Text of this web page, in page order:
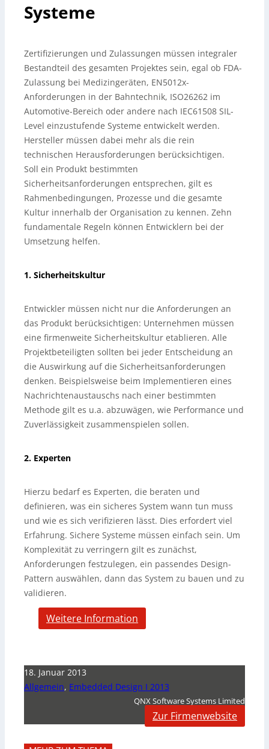
Systeme
Zertifizierungen und Zulassungen müssen integraler
Bestandteil des gesamten Projektes sein, egal ob FDA-
Zulassung bei Medizingeräten, EN5012x-
Anforderungen in der Bahntechnik, ISO26262 im
Automotive-Bereich oder andere nach IEC61508 SIL-
Level einzustufende Systeme entwickelt werden.
Hersteller müssen dabei mehr als die rein
technischen Herausforderungen berücksichtigen.
Soll ein Produkt bestimmten
Sicherheitsanforderungen entsprechen, gilt es
Rahmenbedingungen, Prozesse und die gesamte
Kultur innerhalb der Organisation zu kennen. Zehn
fundamentale Regeln können Entwicklern bei der
Umsetzung helfen.
1. Sicherheitskultur
Entwickler müssen nicht nur die Anforderungen an
das Produkt berücksichtigen: Unternehmen müssen
eine firmenweite Sicherheitskultur etablieren. Alle
Projektbeteiligten sollten bei jeder Entscheidung an
die Auswirkung auf die Sicherheitsanforderungen
denken. Beispielsweise beim Implementieren eines
Nachrichtenaustauschs nach einer bestimmten
Methode gilt es u.a. abzuwägen, wie Performance und
Zuverlässigkeit zusammenspielen sollen.
2. Experten
Hierzu bedarf es Experten, die beraten und
definieren, was ein sicheres System wann tun muss
und wie es sich verifizieren lässt. Dies erfordert viel
Erfahrung. Sichere Systeme müssen einfach sein. Um
Komplexität zu verringern gilt es zunächst,
Anforderungen festzulegen, ein passendes Design-
Pattern auswählen, dann das System zu bauen und zu
validieren.
Weitere Information
18. Januar 2013
Allgemein, Embedded Design I 2013
QNX Software Systems Limited
Zur Firmenwebsite